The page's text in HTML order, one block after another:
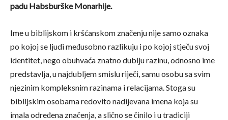
padu Habsburške Monarhije.
Ime u biblijskom i kršćanskom značenju nije samo oznaka
po kojoj se ljudi međusobno razlikuju i po kojoj stječu svoj
identitet, nego obuhvaća znatno dublju razinu, odnosno ime
predstavlja, u najdubljem smislu riječi, samu osobu sa svim
njezinim kompleksnim razinama i relacijama. Stoga su
biblijskim osobama redovito nadijevana imena koja su
imala određena značenja, a slično se činilo i u tradiciji